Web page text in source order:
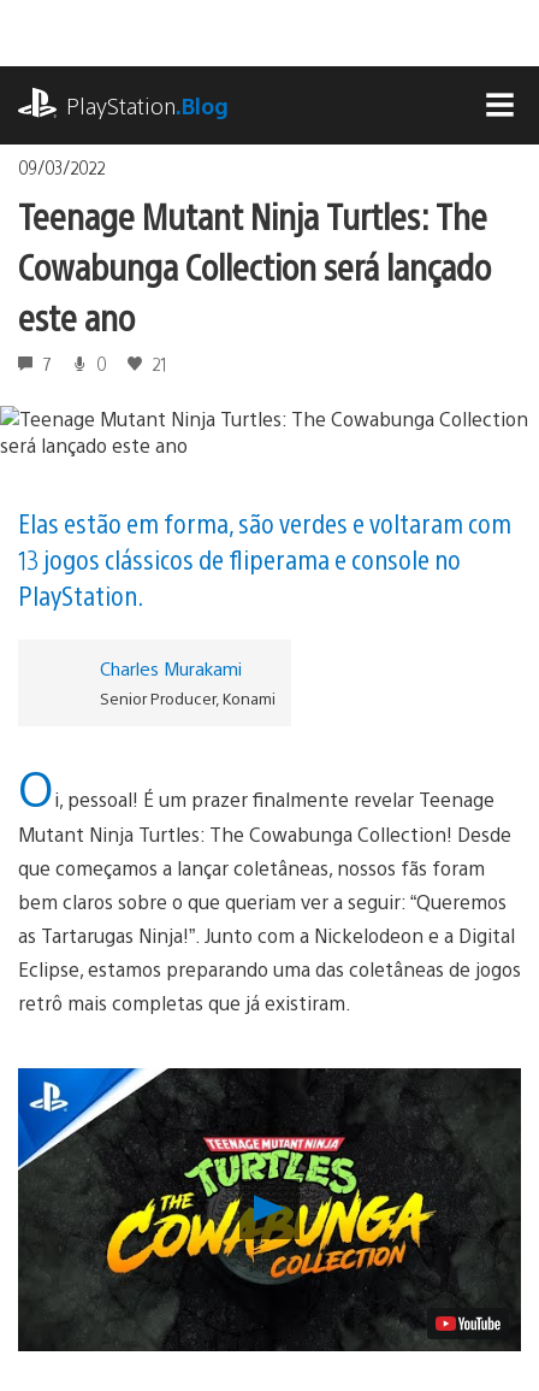
o
conteúdo
PlayStation.Blog
09/03/2022
Teenage Mutant Ninja Turtles: The
Cowabunga Collection será lançado
este ano
7 0 21
Elas estão em forma, são verdes e voltaram com
13 jogos clássicos de fliperama e console no
PlayStation.
Charles Murakami
Senior Producer, Konami
Oi, pessoal! É um prazer finalmente revelar Teenage
Mutant Ninja Turtles: The Cowabunga Collection! Desde
que começamos a lançar coletâneas, nossos fãs foram
bem claros sobre o que queriam ver a seguir: “Queremos
as Tartarugas Ninja!”. Junto com a Nickelodeon e a Digital
Eclipse, estamos preparando uma das coletâneas de jogos
retrô mais completas que já existiram.
Reproduzir
Vídeo